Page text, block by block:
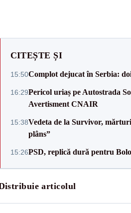
CITEȘTE ȘI
15:50Complot dejucat în Serbia:
16:29Pericol uriaș pe Autostrada
Avertisment CNAIR
15:38Vedeta de la Survivor,
plâns”
15:26PSD, replică dură pentru
articolul